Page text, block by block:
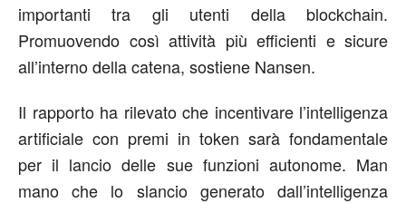
importanti tra gli utenti della blockchain.
Promuovendo così attività più efficienti e sicure
all’interno della catena, sostiene Nansen.
Il rapporto ha rilevato che incentivare l’intelligenza
artificiale con premi in token sarà fondamentale
per il lancio delle sue funzioni autonome. Man
mano che lo slancio generato dall’intelligenza